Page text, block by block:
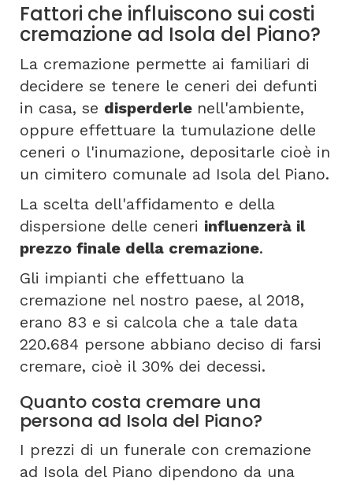
Fattori che influiscono sui costi
cremazione ad Isola del Piano?
La cremazione permette ai familiari di
decidere se tenere le ceneri dei defunti
in casa, se disperderle nell'ambiente,
oppure effettuare la tumulazione delle
ceneri o l'inumazione, depositarle cioè in
un cimitero comunale ad Isola del Piano.
La scelta dell'affidamento e della
dispersione delle ceneri influenzerà il
prezzo finale della cremazione.
Gli impianti che effettuano la
cremazione nel nostro paese, al 2018,
erano 83 e si calcola che a tale data
220.684 persone abbiano deciso di farsi
cremare, cioè il 30% dei decessi.
Quanto costa cremare una
persona ad Isola del Piano?
I prezzi di un funerale con cremazione
ad Isola del Piano dipendono da una